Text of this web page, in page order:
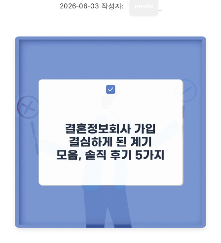
2026-06-03 작성자: